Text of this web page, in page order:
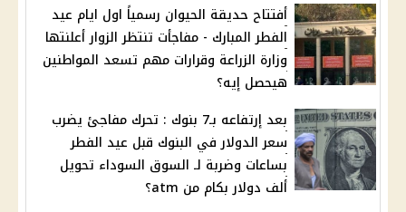
أفتتاح حديقة الحيوان رسمياً اول ايام عيد
الفطر المبارك - مفاجأت تنتظر الزوار أعلنتها
وزارة الزراعة وقرارات مهم تسعد المواطنين
هيحصل إيه؟
بعد إرتفاعه بـ7 بنوك : تحرك مفاجئ يضرب
سعر الدولار في البنوك قبل عيد الفطر
بساعات وضربة لـ السوق السوداء تحويل
ألف دولار بكام من atm؟